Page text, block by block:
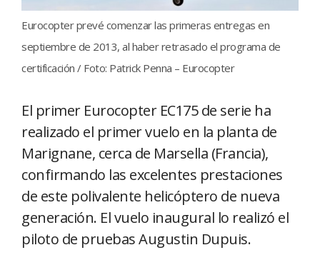
Eurocopter prevé comenzar las primeras entregas en
septiembre de 2013, al haber retrasado el programa de
certificación / Foto: Patrick Penna – Eurocopter
El primer Eurocopter EC175 de serie ha
realizado el primer vuelo en la planta de
Marignane, cerca de Marsella (Francia),
confirmando las excelentes prestaciones
de este polivalente helicóptero de nueva
generación. El vuelo inaugural lo realizó el
piloto de pruebas Augustin Dupuis.